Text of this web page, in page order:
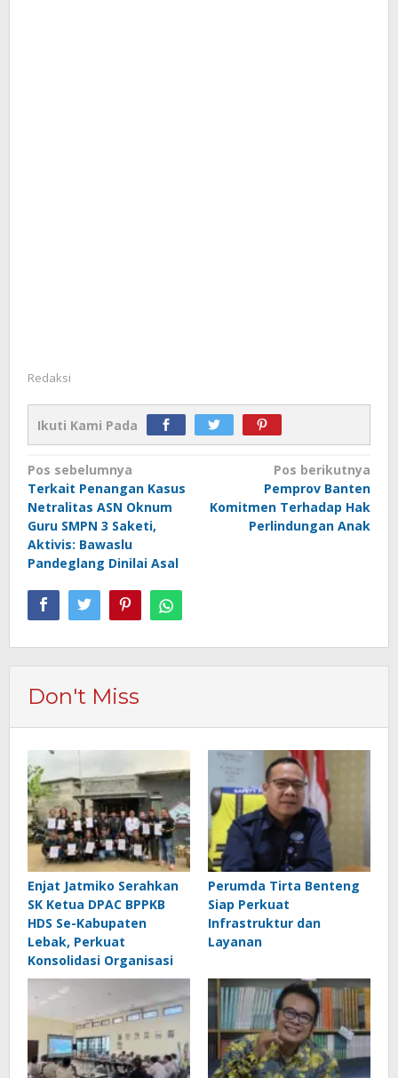
Redaksi
Ikuti Kami Pada
Navigasi
pos
Pos sebelumnya
Terkait Penangan Kasus
Netralitas ASN Oknum
Guru SMPN 3 Saketi,
Aktivis: Bawaslu
Pandeglang Dinilai Asal
Pos berikutnya
Pemprov Banten
Komitmen Terhadap Hak
Perlindungan Anak
Don't Miss
Enjat Jatmiko Serahkan
SK Ketua DPAC BPPKB
HDS Se-Kabupaten
Lebak, Perkuat
Konsolidasi Organisasi
Perumda Tirta Benteng
Siap Perkuat
Infrastruktur dan
Layanan